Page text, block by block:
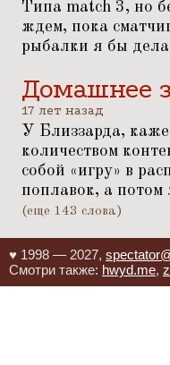
Типа match 3, но
ждем, пока
рыбалки я бы
Домашнее
17 лет назад
У Близзарда,
количеством
собой «игру» в
поплавок, а потом
(еще 143 слова)
♥ 1998 — 2027,
Смотри также: hwyd.me,